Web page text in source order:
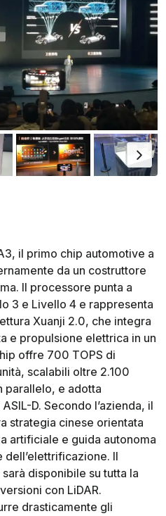
il primo chip automotive a
da un costruttore
Il processore punta a
3 e Livello 4 e rappresenta
Xuanji 2.0, che integra
e propulsione elettrica in un
offre 700 TOPS di
scalabili oltre 2.100
parallelo, e adotta
D. Secondo l’azienda, il
strategia cinese orientata
artificiale e guida autonoma
Il
sarà disponibile su tutta la
con LiDAR.
drasticamente gli